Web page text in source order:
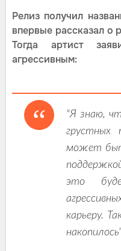
Релиз получил
впервые рассказал о
Тогда артист
агрессивным:
"Я знаю,
грустных
может
это
карьеру.